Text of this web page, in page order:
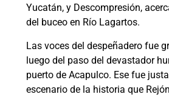
Yucatán, y Descompresión,
del buceo en Río Lagartos.
Las voces del despeñadero fue
luego del paso del devastador
puerto de Acapulco. Ese fue
escenario de la historia que